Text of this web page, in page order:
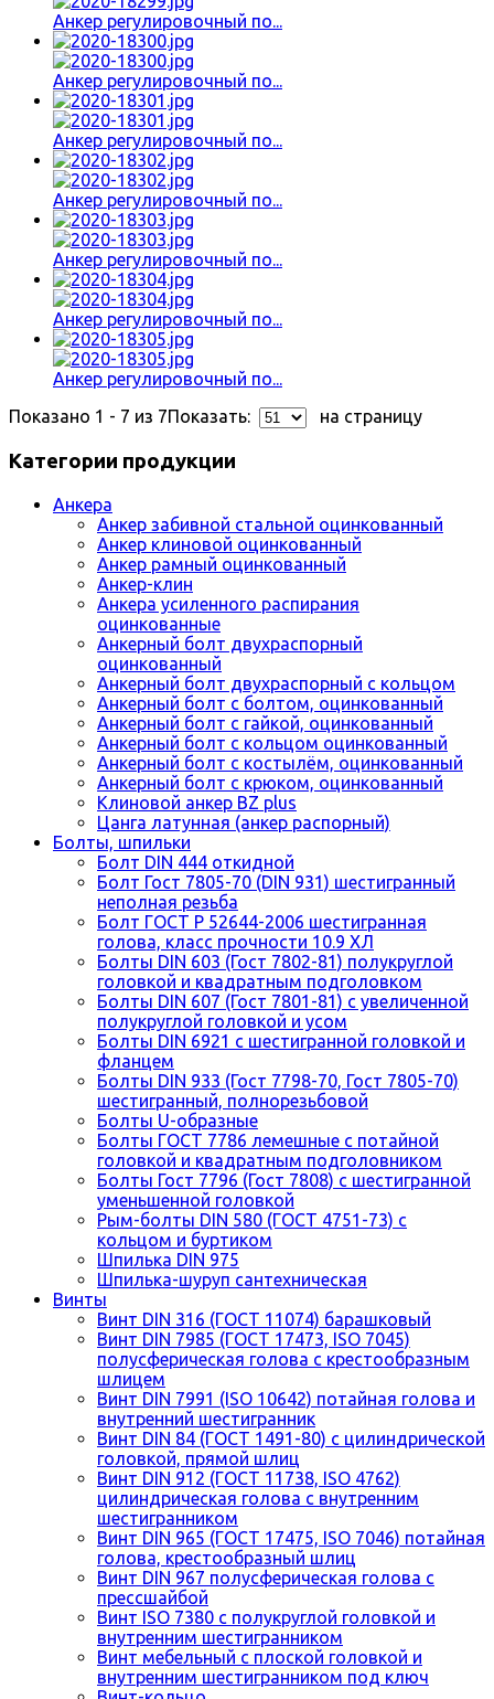
Анкер регулировочный по...
Анкер регулировочный по...
Анкер регулировочный по...
Анкер регулировочный по...
Анкер регулировочный по...
Анкер регулировочный по...
Анкер регулировочный по...
Показано 1 - 7 из 7Показать: на страницу
Категории продукции
Анкера
Анкер забивной стальной оцинкованный
Анкер клиновой оцинкованный
Анкер рамный оцинкованный
Анкер-клин
Анкера усиленного распирания
оцинкованные
Анкерный болт двухраспорный
оцинкованный
Анкерный болт двухраспорный с кольцом
Анкерный болт с болтом, оцинкованный
Анкерный болт с гайкой, оцинкованный
Анкерный болт с кольцом оцинкованный
Анкерный болт с костылём, оцинкованный
Анкерный болт с крюком, оцинкованный
Клиновой анкер BZ plus
Цанга латунная (анкер распорный)
Болты, шпильки
Болт DIN 444 откидной
Болт Гост 7805-70 (DIN 931) шестигранный
неполная резьба
Болт ГОСТ Р 52644-2006 шестигранная
голова, класс прочности 10.9 ХЛ
Болты DIN 603 (Гост 7802-81) полукруглой
головкой и квадратным подголовком
Болты DIN 607 (Гост 7801-81) с увеличенной
полукруглой головкой и усом
Болты DIN 6921 с шестигранной головкой и
фланцем
Болты DIN 933 (Гост 7798-70, Гост 7805-70)
шестигранный, полнорезьбовой
Болты U-образные
Болты ГОСТ 7786 лемешные с потайной
головкой и квадратным подголовником
Болты Гост 7796 (Гост 7808) с шестигранной
уменьшенной головкой
Рым-болты DIN 580 (ГОСТ 4751-73) с
кольцом и буртиком
Шпилька DIN 975
Шпилька-шуруп сантехническая
Винты
Винт DIN 316 (ГОСТ 11074) барашковый
Винт DIN 7985 (ГОСТ 17473, ISO 7045)
полусферическая голова с крестообразным
шлицем
Винт DIN 7991 (ISO 10642) потайная голова и
внутренний шестигранник
Винт DIN 84 (ГОСТ 1491-80) с цилиндрической
головкой, прямой шлиц
Винт DIN 912 (ГОСТ 11738, ISO 4762)
цилиндрическая голова с внутренним
шестигранником
Винт DIN 965 (ГОСТ 17475, ISO 7046) потайная
голова, крестообразный шлиц
Винт DIN 967 полусферическая голова с
прессшайбой
Винт ISO 7380 с полукруглой головкой и
внутренним шестигранником
Винт мебельный с плоской головкой и
внутренним шестигранником под ключ